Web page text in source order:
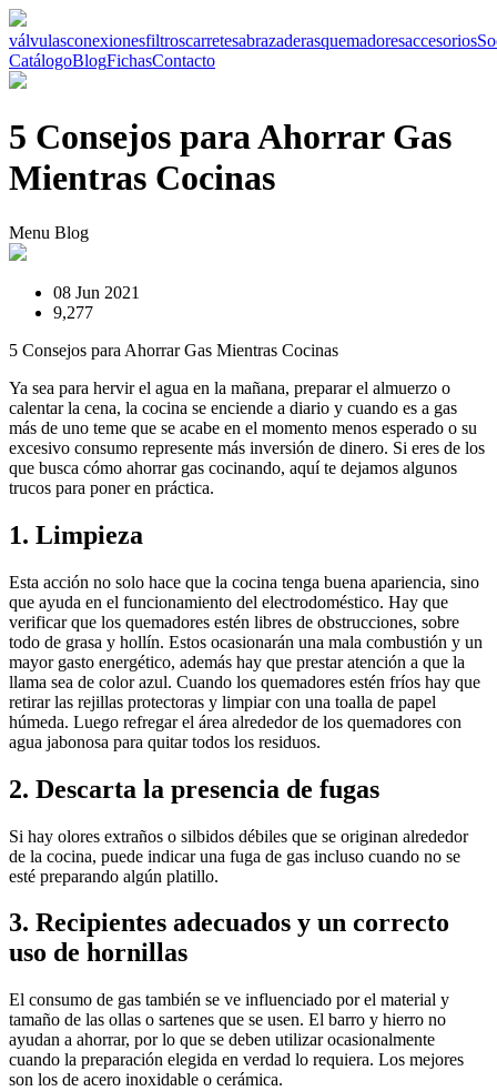
válvulasconexionesfiltroscarretesabrazaderasquemadoresaccesorios
CatálogoBlogFichasContacto
5 Consejos para Ahorrar Gas
Mientras Cocinas
Menu Blog
08 Jun 2021
9,277
5 Consejos para Ahorrar Gas Mientras Cocinas
Ya sea para hervir el agua en la mañana, preparar el almuerzo o
calentar la cena, la cocina se enciende a diario y cuando es a gas
más de uno teme que se acabe en el momento menos esperado o su
excesivo consumo represente más inversión de dinero. Si eres de los
que busca cómo ahorrar gas cocinando, aquí te dejamos algunos
trucos para poner en práctica.
1. Limpieza
Esta acción no solo hace que la cocina tenga buena apariencia, sino
que ayuda en el funcionamiento del electrodoméstico. Hay que
verificar que los quemadores estén libres de obstrucciones, sobre
todo de grasa y hollín. Estos ocasionarán una mala combustión y un
mayor gasto energético, además hay que prestar atención a que la
llama sea de color azul. Cuando los quemadores estén fríos hay que
retirar las rejillas protectoras y limpiar con una toalla de papel
húmeda. Luego refregar el área alrededor de los quemadores con
agua jabonosa para quitar todos los residuos.
2. Descarta la presencia de fugas
Si hay olores extraños o silbidos débiles que se originan alrededor
de la cocina, puede indicar una fuga de gas incluso cuando no se
esté preparando algún platillo.
3. Recipientes adecuados y un correcto
uso de hornillas
El consumo de gas también se ve influenciado por el material y
tamaño de las ollas o sartenes que se usen. El barro y hierro no
ayudan a ahorrar, por lo que se deben utilizar ocasionalmente
cuando la preparación elegida en verdad lo requiera. Los mejores
son los de acero inoxidable o cerámica.